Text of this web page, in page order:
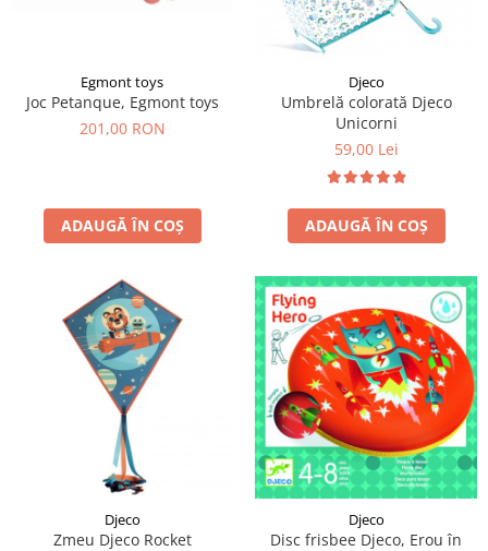
Egmont toys
Joc Petanque, Egmont toys
201,00 RON
ADAUGĂ ÎN COȘ
Djeco
Umbrelă colorată Djeco
Unicorni
59,00 Lei
ADAUGĂ ÎN COȘ
Djeco
Zmeu Djeco Rocket
Djeco
Disc frisbee Djeco, Erou în